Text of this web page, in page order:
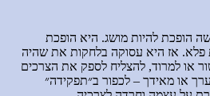
הופכת להיות מושג. היא הופכת
פלא. אז היא עסוקה בלחקות את שהיה
או למרוד, להצליח לספק את הצרכים
או מאידך – לכפור ב״תפקידה״